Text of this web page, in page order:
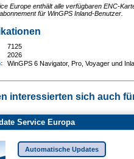
Europe enthält alle verfügbaren ENC-
für WinGPS Inland-Benutzer.
7125
2026
: WinGPS 6 Navigator, Pro, Voyager und
interessierten sich auch
Service Europa
Automatische Updates